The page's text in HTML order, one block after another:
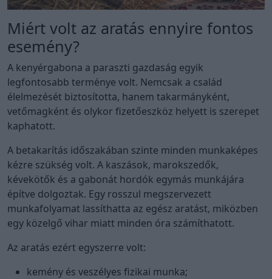
Miért volt az aratás ennyire fontos
esemény?
A kenyérgabona a paraszti gazdaság egyik
legfontosabb terménye volt. Nemcsak a család
élelmezését biztosította, hanem takarmányként,
vetőmagként és olykor fizetőeszköz helyett is szerepet
kaphatott.
A betakarítás időszakában szinte minden munkaképes
kézre szükség volt. A kaszások, marokszedők,
kévekötők és a gabonát hordók egymás munkájára
építve dolgoztak. Egy rosszul megszervezett
munkafolyamat lassíthatta az egész aratást, miközben
egy közelgő vihar miatt minden óra számíthatott.
Az aratás ezért egyszerre volt:
kemény és veszélyes fizikai munka;